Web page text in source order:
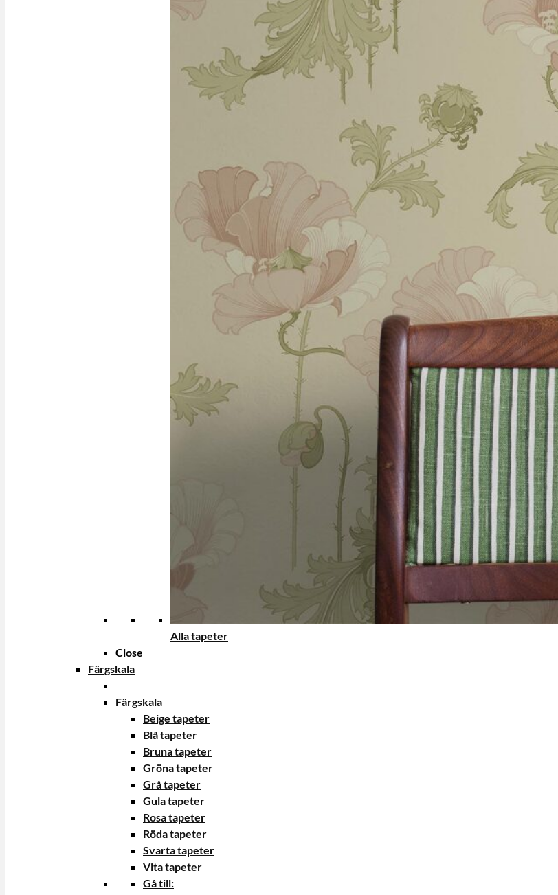
Alla tapeter
Close
Färgskala
Färgskala
Beige tapeter
Blå tapeter
Bruna tapeter
Gröna tapeter
Grå tapeter
Gula tapeter
Rosa tapeter
Röda tapeter
Svarta tapeter
Vita tapeter
Gå till: